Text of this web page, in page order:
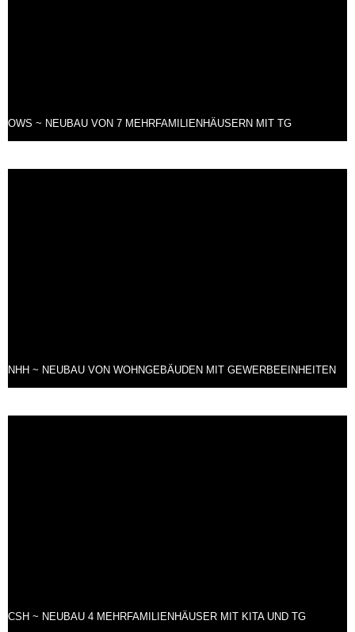
OWS ~ NEUBAU VON 7 MEHRFAMILIENHÄUSERN MIT TG
NHH ~ NEUBAU VON WOHNGEBÄUDEN MIT GEWERBEEINHEITEN
CSH ~ NEUBAU 4 MEHRFAMILIENHÄUSER MIT KITA UND TG